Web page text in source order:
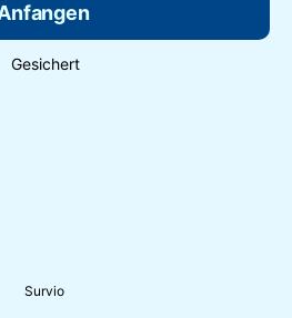
Gesichert
Survio